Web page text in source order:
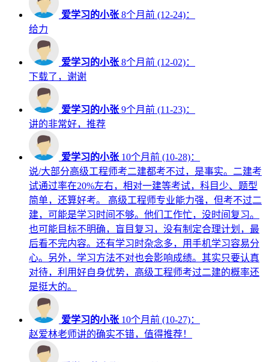
爱学习的小张 8个月前 (12-24)：
给力
爱学习的小张 8个月前 (12-02)：
下载了，谢谢
爱学习的小张 9个月前 (11-23)：
讲的非常好，推荐
爱学习的小张 10个月前 (10-28)：
说/大部分高级工程师考二建都考不过，是事实。二建考
试通过率在20%左右，相对一建等考试，科目少、题型
简单，还算好考。 高级工程师专业能力强，但考不过二
建，可能是学习时间不够。他们工作忙，没时间复习。
也可能目标不明确，盲目复习，没有制定合理计划，最
后看不完内容。还有学习时杂念多，用手机学习容易分
心。另外，学习方法不对也会影响成绩。其实只要认真
对待，利用好自身优势，高级工程师考过二建的概率还
是挺大的。
爱学习的小张 10个月前 (10-27)：
赵爱林老师讲的确实不错，值得推荐！